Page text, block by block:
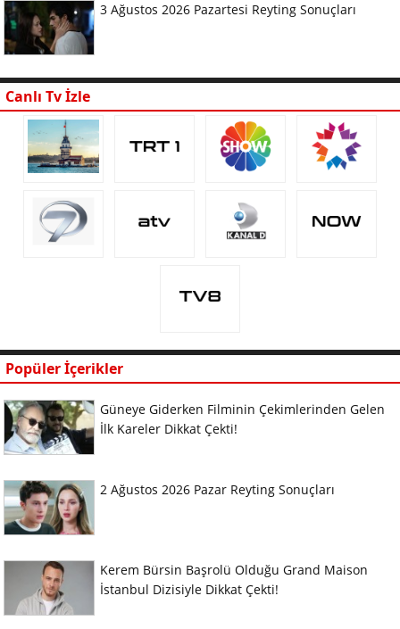
3 Ağustos 2026 Pazartesi Reyting Sonuçları
Canlı Tv İzle
Popüler İçerikler
Güneye Giderken Filminin Çekimlerinden Gelen
İlk Kareler Dikkat Çekti!
2 Ağustos 2026 Pazar Reyting Sonuçları
Kerem Bürsin Başrolü Olduğu Grand Maison
İstanbul Dizisiyle Dikkat Çekti!